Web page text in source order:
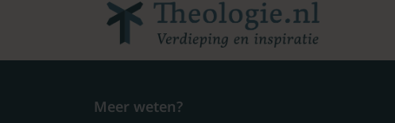
Meer weten?